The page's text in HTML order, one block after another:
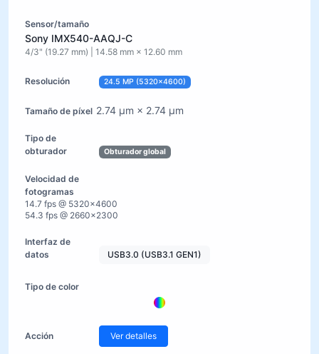
Sony IMX540-AAQJ-C
4/3" (19.27 mm) | 14.58 mm × 12.60 mm
24.5 MP (5320×4600)
2.74 µm × 2.74 µm
Obturador global
14.7 fps @ 5320×4600
54.3 fps @ 2660×2300
USB3.0 (USB3.1 GEN1)
Ver detalles